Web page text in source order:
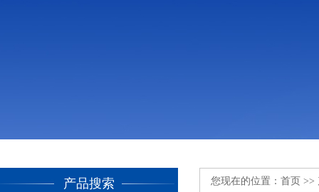
产品搜索 您现在的位置： 首页 >>